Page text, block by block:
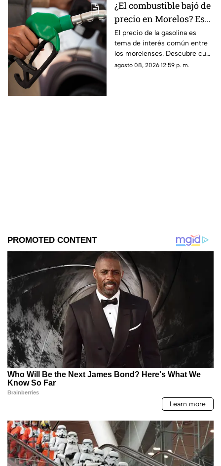
¿El combustible bajó de
precio en Morelos? Esto
cuesta llenar tu tanque
de gasolina HOY
El precio de la gasolina es
tema de interés común entre
los morelenses. Descubre cuál
su precio en Morelos durante
agosto 08, 2026 12:59 p. m.